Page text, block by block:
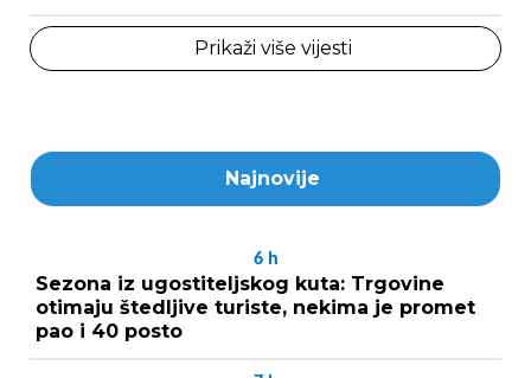
Prikaži više vijesti
Najnovije
6 h
Sezona iz ugostiteljskog kuta: Trgovine
otimaju štedljive turiste, nekima je promet
pao i 40 posto